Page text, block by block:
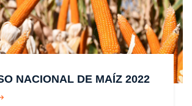
NACIONAL DE MAÍZ 2022